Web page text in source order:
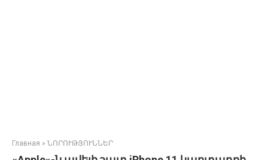
Главная » ՆՈՐՈՒԹՅՈՒՆՆԵՐ